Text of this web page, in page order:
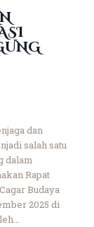
dan
salah satu
dalam
Rapat
Budaya
2025 di